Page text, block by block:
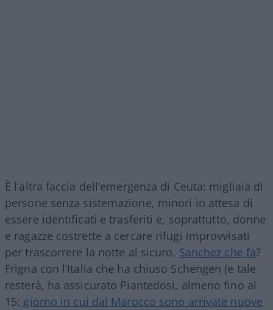
È l’altra faccia dell’emergenza di Ceuta: migliaia di
persone senza sistemazione, minori in attesa di
essere identificati e trasferiti e, soprattutto, donne
e ragazze costrette a cercare rifugi improvvisati
per trascorrere la notte al sicuro. Sanchez che fa?
Frigna con l’Italia che ha chiuso Schengen (e tale
resterà, ha assicurato Piantedosi, almeno fino al
15: giorno in cui dal Marocco sono arrivate nuove